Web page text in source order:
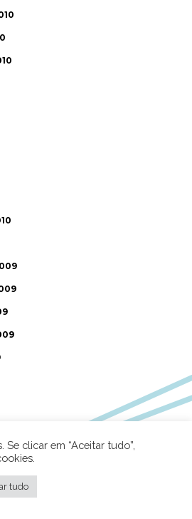
clicar em “Aceitar tudo”,
tudo